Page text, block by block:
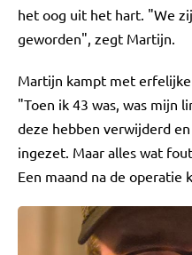
het oog uit het hart. "We
geworden", zegt Martijn.
Martijn kampt met
"Toen ik 43 was, was mijn
deze hebben verwijderd
ingezet. Maar alles wat
Een maand na de operatie